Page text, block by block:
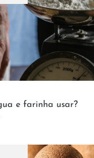
e farinha usar?